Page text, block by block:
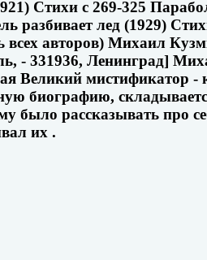
Стихи c 269-325
разбивает лед (1929)
всех авторов) Михаил
- 331936, Ленинград]
Великий мистификатор -
биографию,
было рассказывать про
их .